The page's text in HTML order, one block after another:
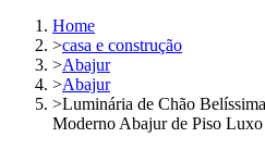
Home
>casa e construção
>Abajur
>Abajur
>Luminária de Chão
Moderno Abajur de Piso